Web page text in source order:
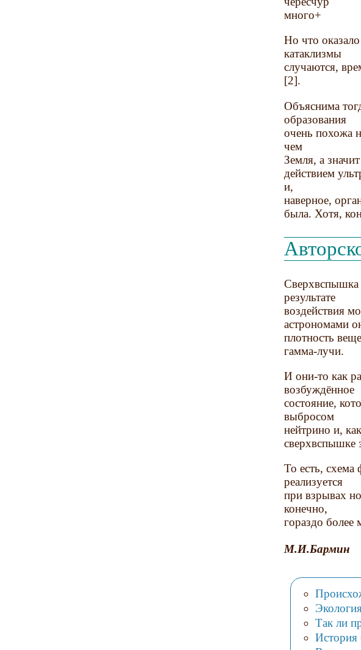
много+
Но что
катаклизмы
случаются,
[2].
Объяснима
образования
очень похожа
чем
Земля, а
действием
и,
наверное,
была. Хотя,
Сверхвспышка
результате
воздействия
астрономами
плотность
гамма-лучи.
И они-то как
возбуждённое
состояние,
выбросом
нейтрино и,
сверхвспышке
То есть, схема
реализуется
при взрывах
конечно,
гораздо
М.И.Бармин
Так ли
История